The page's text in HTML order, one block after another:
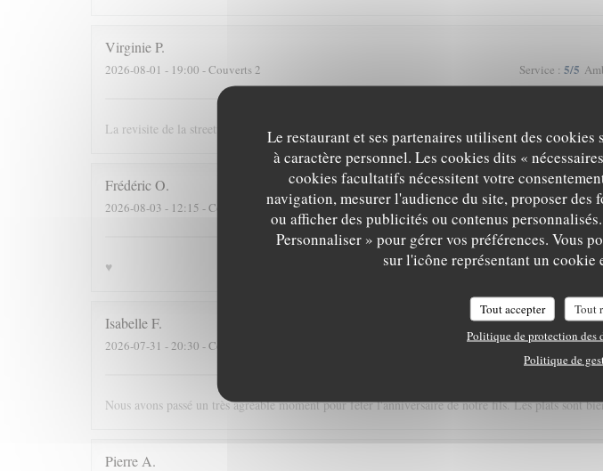
Le restaurant et ses partenaires utilisent des
à caractère personnel. Les cookies dits «
cookies facultatifs nécessitent votre
navigation, mesurer l'audience du site, proposer
ou afficher des publicités ou contenus
Personnaliser » pour gérer vos préférences. Vous
sur l'icône représentant un cookie
Tout accepter Tout
Politique de protection des
Politique de
VirginieP
2026-08-01 - 19:00 - Couverts 2 Service : 5/5
La revisite de la streetfood est une superbe idée ! La qualité au rendez-vous et le prix adapté !
FrédéricO
2026-08-03 - 12:15 - Couverts 3 Service:5 /5
♥️
IsabelleF
2026-07-31 - 20:30 - Couverts 7 Service:5/5
Nous avons passé un très agréable moment pour fêter l'anniversaire de notre fils. Les plats sont
Pierre A